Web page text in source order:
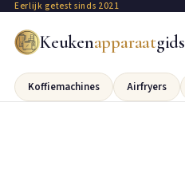
Eerlijk getest sinds 2021
Keukenapparaatgids
Koffiemachines Airfryers